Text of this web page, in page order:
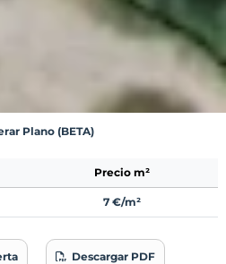
Plano (BETA)
Precio m²
7 €/m²
Descargar PDF